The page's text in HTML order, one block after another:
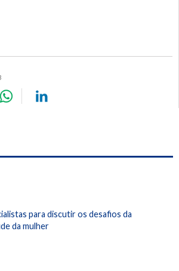
para discutir os desafios da
da mulher